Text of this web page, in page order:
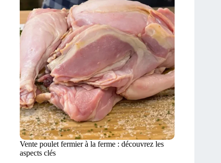
Vente poulet fermier à la ferme : découvrez les
aspects clés